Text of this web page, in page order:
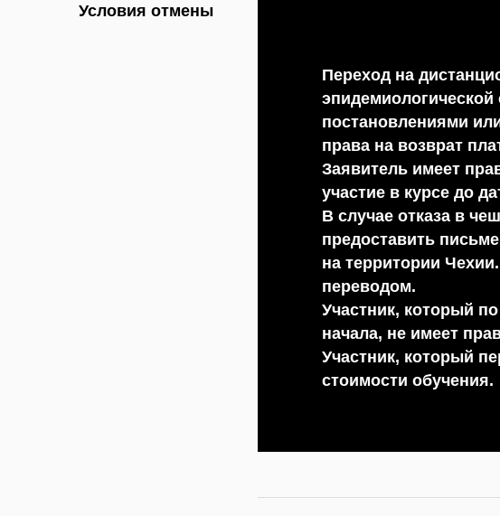
Условия отмены
Переход на
постановлениями
права на возврат
Заявитель имеет
участие в курсе до
В случае отказа в
предоставить
на территории
переводом.
Участник, который
начала, не имеет
Участник, который
стоимости обучения.